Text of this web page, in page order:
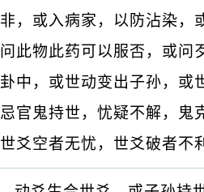
，或入病家，以防沾染，
此物此药可以服否，或问
中，或世动变出子孙，或
官鬼持世，忧疑不解，鬼
爻空者无忧，世爻破者不